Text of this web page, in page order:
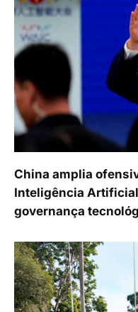
China amplia
Inteligência
governança